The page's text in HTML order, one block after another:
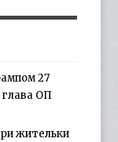
27
глава ОП
жительки